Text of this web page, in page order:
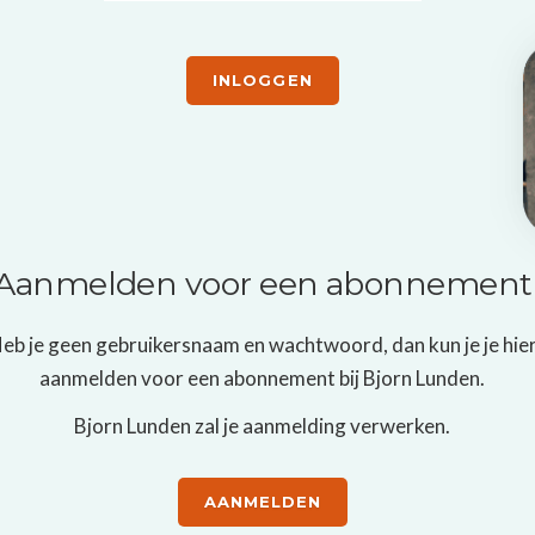
INLOGGEN
voor een abonnement
je geen gebruikersnaam en wachtwoord, dan kun je je
aanmelden voor een abonnement bij Bjorn Lunden.
Bjorn Lunden zal je aanmelding verwerken.
AANMELDEN